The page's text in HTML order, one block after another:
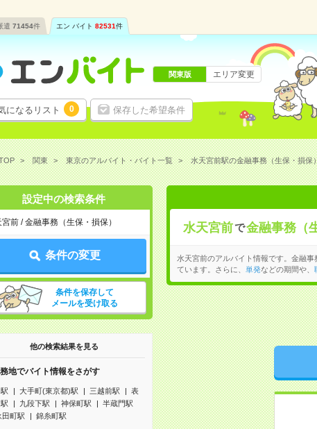
遣 71454件 エン バイト 82531件
になるリスト 0 保存した希望条件
関東版 エリア変更
関東 東京のアルバイト・バイト一覧 水天宮前駅の金融事務（生保・損保
設定中の検索条件
前 / 金融事務（生保・損保）
条件の変更
条件を保存して
メールを受け取る
他の検索結果を見る
地でバイト情報をさがす
大手町(東京都)駅 三越前駅
表
九段下駅 神保町駅
半蔵門駅
田町駅
錦糸町駅
水天宮前で金融事務（
水天宮前のアルバイト情報です。金融事
ています。さらに、
単発などの期間や、